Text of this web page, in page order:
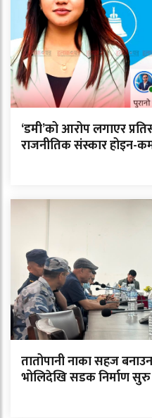
‘डमी’को आरोप लगाएर
राजनीतिक संस्कार होइन-
तातोपानी नाका सहज
भोलिदेखि सडक निर्माण